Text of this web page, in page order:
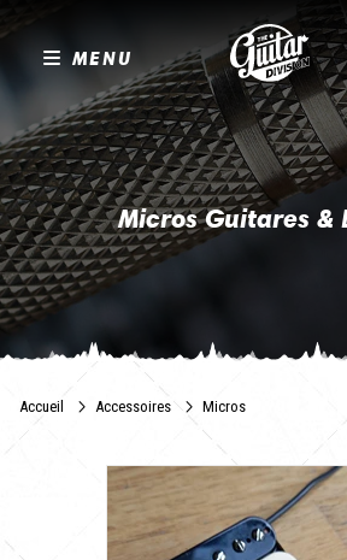
MENU
Micros Guitares &
Vintages ou modernes, simples ou doubles,
actifs ou passifs : une infinité de "pickups"
The Guitar Division a sélectionné pour
faire en matière de
pour guitare et
Notre méthode pour choisir ?
Accueil Accessoires Micros